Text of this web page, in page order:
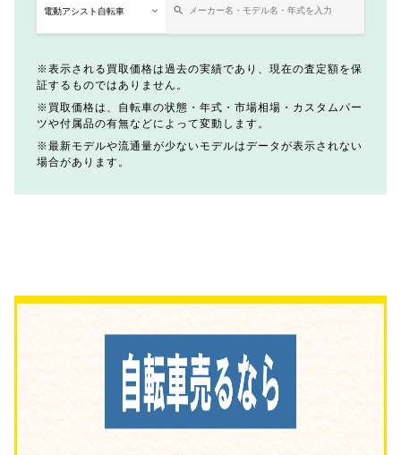
表示される買取価格は過去の実績であり、現在の査定額を保
証するものではありません。
買取価格は、自転車の状態・年式・市場相場・カスタムパー
ツや付属品の有無などによって変動します。
最新モデルや流通量が少ないモデルはデータが表示されない
場合があります。